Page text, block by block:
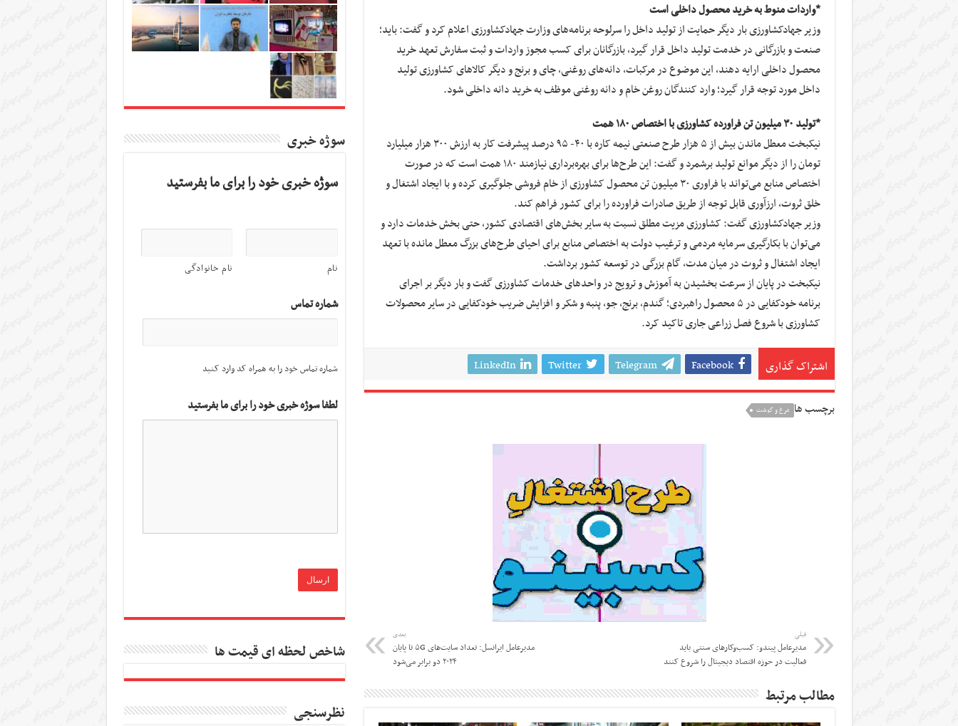
*واردات منوط به خرید محصول داخلی است
وزیر جهادکشاورزی بار دیگر حمایت از تولید داخل را سرلوحه برنامه‌های وزارت جهادکشاورزی اعلام کرد و گفت: باید؛
صنعت و بازرگانی در خدمت تولید داخل قرار گیرد، بازرگانان برای کسب مجوز واردات و ثبت سفارش تعهد خرید
محصول داخلی ارایه دهند، این موضوع در مرکبات، دانه‌های روغنی، چای و برنج و دیگر کالاهای کشاورزی تولید
داخل مورد توجه قرار گیرد؛ وارد کنندگان روغن خام و دانه روغنی موظف به خرید دانه داخلی شود.
*تولید ۳۰ میلیون تن فراورده کشاورزی با اختصاص ۱۸۰ همت
نیکبخت معطل ماندن بیش از ۵ هزار طرح صنعتی نیمه کاره با ۴۰- ۹۵ درصد پیشرفت کار به ارزش ۳۰۰ هزار میلیارد
تومان را از دیگر موانع تولید برشمرد و گفت: این طرح‌ها برای بهره‌برداری نیازمند ۱۸۰ همت است که در صورت
اختصاص منابع می‌تواند با فراوری ۳۰ میلیون تن محصول کشاورزی از خام فروشی جلوگیری کرده و با ایجاد اشتغال و
خلق ثروت، ارزآوری قابل توجه از طریق صادرات فراورده را برای کشور فراهم کند.
وزیر جهادکشاورزی گفت: کشاورزی مزیت مطلق نسبت به سایر بخش‌های اقتصادی کشور، حتی بخش خدمات دارد و
می‌توان با بکار‌گیری سرمایه مردمی و ترغیب دولت به اختصاص منابع برای احیای طرح‌های بزرگ معطل مانده با تعهد
ایجاد اشتغال و ثروت در میان مدت، گام بزرگی در توسعه کشور برداشت.
نیکبخت در پایان از سرعت بخشیدن به آموزش و ترویج در واحد‌های خدمات کشاورزی گفت و بار دیگر بر اجرای
برنامه خودکفایی در ۵ محصول راهبردی؛ گندم، برنج، جو، پنبه و شکر و افزایش ضریب خودکفایی در سایر محصولات
کشاورزی با شروع فصل زراعی جاری تاکید کرد.
اشتراک گذاری Facebook
Telegram
Twitter
LinkedIn
برچسب ها مرغ و گوشت
قبلی
مدیرعامل پیندو: کسب‌وکارهای سنتی باید
فعالیت در حوزه اقتصاد دیجیتال را شروع کنند
بعدی
مدیرعامل ایرانسل: تعداد سایت‌های ۵G تا پایان
۲۰۲۴ دو برابر می‌شود
مطالب مرتبط
سوژه خبری
سوژه خبری خود را برای ما بفرستید
نام نام خانوادگی
شماره تماس
شماره تماس خود را به همراه کد وارد کنید
لطفا سوژه خبری خود را برای ما بفرستید
شاخص لحظه ای قیمت ها
نظرسنجی